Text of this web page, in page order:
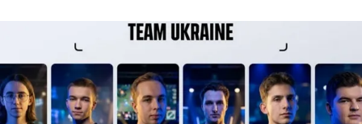
ЧС-2026
ФУТЗАЛ